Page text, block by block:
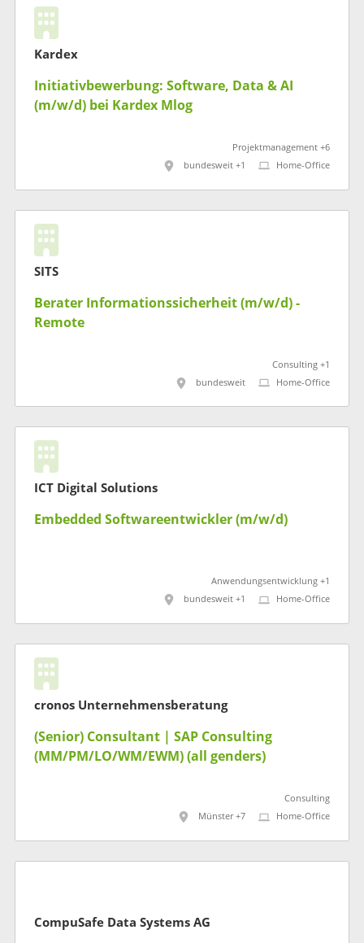
Kardex
Initiativbewerbung: Software, Data & AI
(m/w/d) bei Kardex Mlog
Projektmanagement +6
bundesweit +1
Home-Office
SITS
Berater Informationssicherheit (m/w/d) -
Remote
Consulting +1
bundesweit
Home-Office
ICT Digital Solutions
Embedded Softwareentwickler (m/w/d)
Anwendungsentwicklung +1
bundesweit +1
Home-Office
cronos Unternehmensberatung
(Senior) Consultant | SAP Consulting
(MM/PM/LO/WM/EWM) (all genders)
Consulting
Münster +7
Home-Office
CompuSafe Data Systems AG